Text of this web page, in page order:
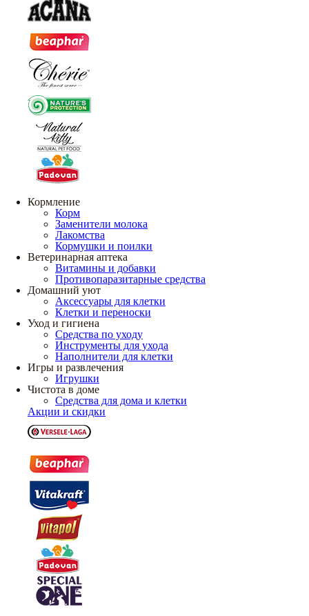
Кормление
Корм
Заменители молока
Лакомства
Кормушки и поилки
Ветеринарная аптека
Витамины и добавки
Противопаразитарные средства
Домашний уют
Аксессуары для клетки
Клетки и переноски
Уход и гигиена
Средства по уходу
Инструменты для ухода
Наполнители для клетки
Игры и развлечения
Игрушки
Чистота в доме
Средства для дома и клетки
Акции и скидки